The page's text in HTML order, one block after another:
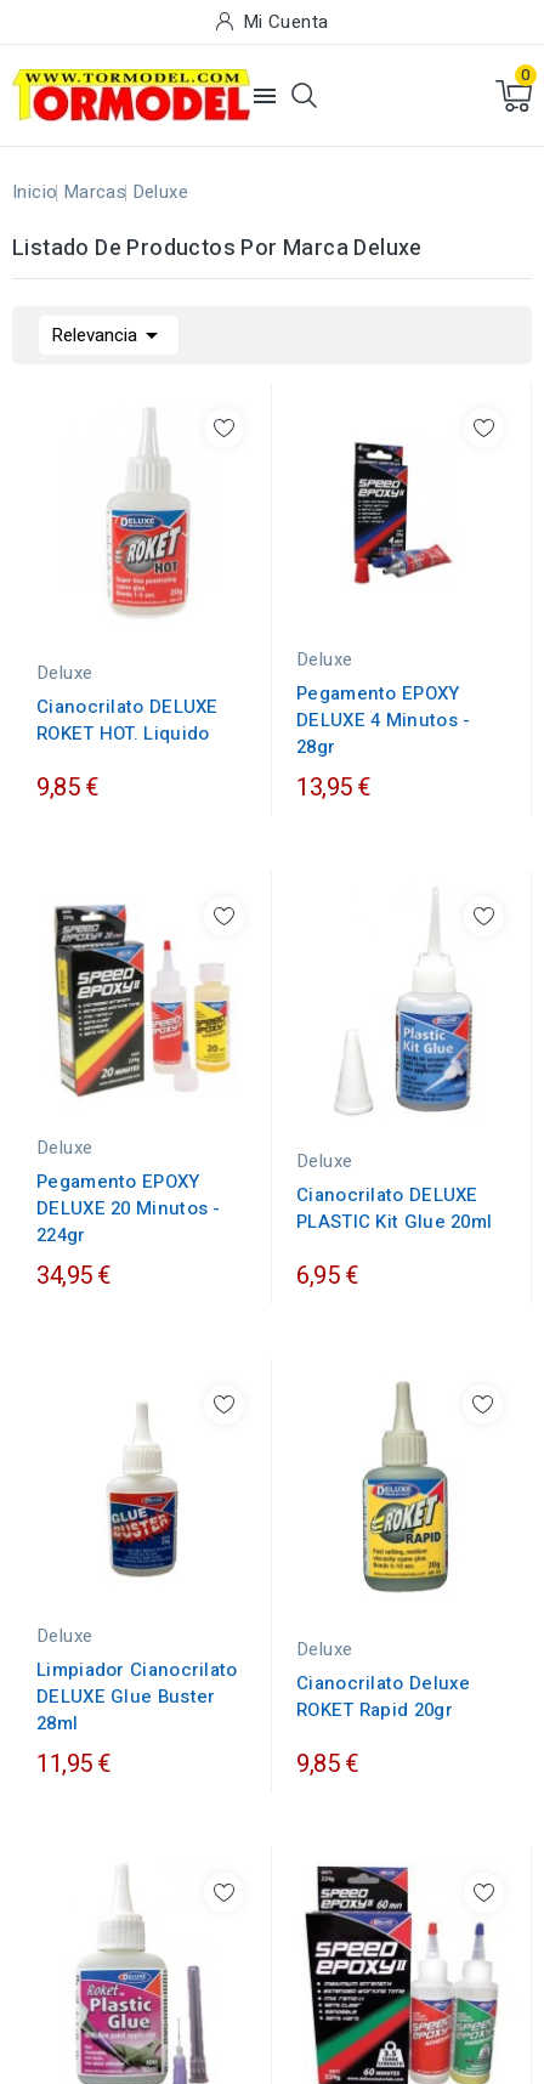
Mi Cuenta

0
Inicio Marcas Deluxe
Listado De Productos Por Marca Deluxe
Relevancia 
Deluxe
Cianocrilato DELUXE
ROKET HOT. Liquido
9,85 €
Deluxe
Pegamento EPOXY
DELUXE 4 Minutos -
28gr
13,95 €
Deluxe
Pegamento EPOXY
DELUXE 20 Minutos -
224gr
34,95 €
Deluxe
Cianocrilato DELUXE
PLASTIC Kit Glue 20ml
6,95 €
Deluxe
Limpiador Cianocrilato
DELUXE Glue Buster
28ml
11,95 €
Deluxe
Cianocrilato Deluxe
ROKET Rapid 20gr
9,85 €